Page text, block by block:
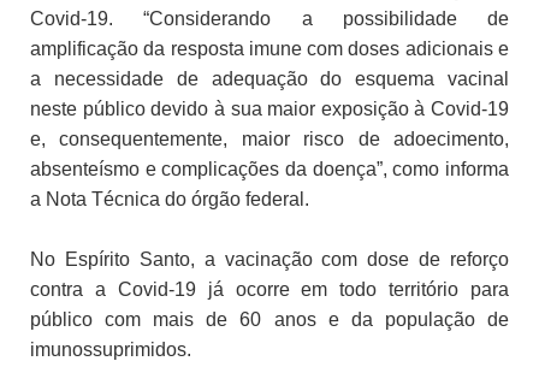
Covid-19. “Considerando a possibilidade de
amplificação da resposta imune com doses adicionais e
a necessidade de adequação do esquema vacinal
neste público devido à sua maior exposição à Covid-19
e, consequentemente, maior risco de adoecimento,
absenteísmo e complicações da doença”, como informa
a Nota Técnica do órgão federal.
No Espírito Santo, a vacinação com dose de reforço
contra a Covid-19 já ocorre em todo território para
público com mais de 60 anos e da população de
imunossuprimidos.